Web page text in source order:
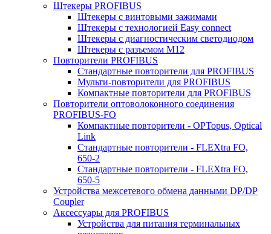
Штекеры PROFIBUS
Штекеры с винтовыми зажимами
Штекеры с технологией Easy connect
Штекеры с диагностическим светодиодом
Штекеры с разъемом М12
Повторители PROFIBUS
Стандартные повторители для PROFIBUS
Мульти-повторители для PROFIBUS
Компактные повторители для PROFIBUS
Повторители оптоволоконного соединения
PROFIBUS-FO
Компактные повторители - OPTopus, Optical
Link
Стандартные повторители - FLEXtra FO,
650-2
Стандартные повторители - FLEXtra FO,
650-5
Устройства межсетевого обмена данными DP/DP
Coupler
Аксессуары для PROFIBUS
Устройства для питания терминальных